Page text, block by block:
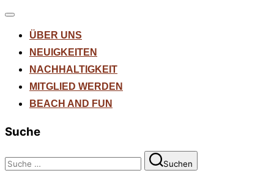
Navigation
umschalten
ÜBER UNS
NEUIGKEITEN
NACHHALTIGKEIT
MITGLIED WERDEN
BEACH AND FUN
Suche
Suchen
nach:
Suchen